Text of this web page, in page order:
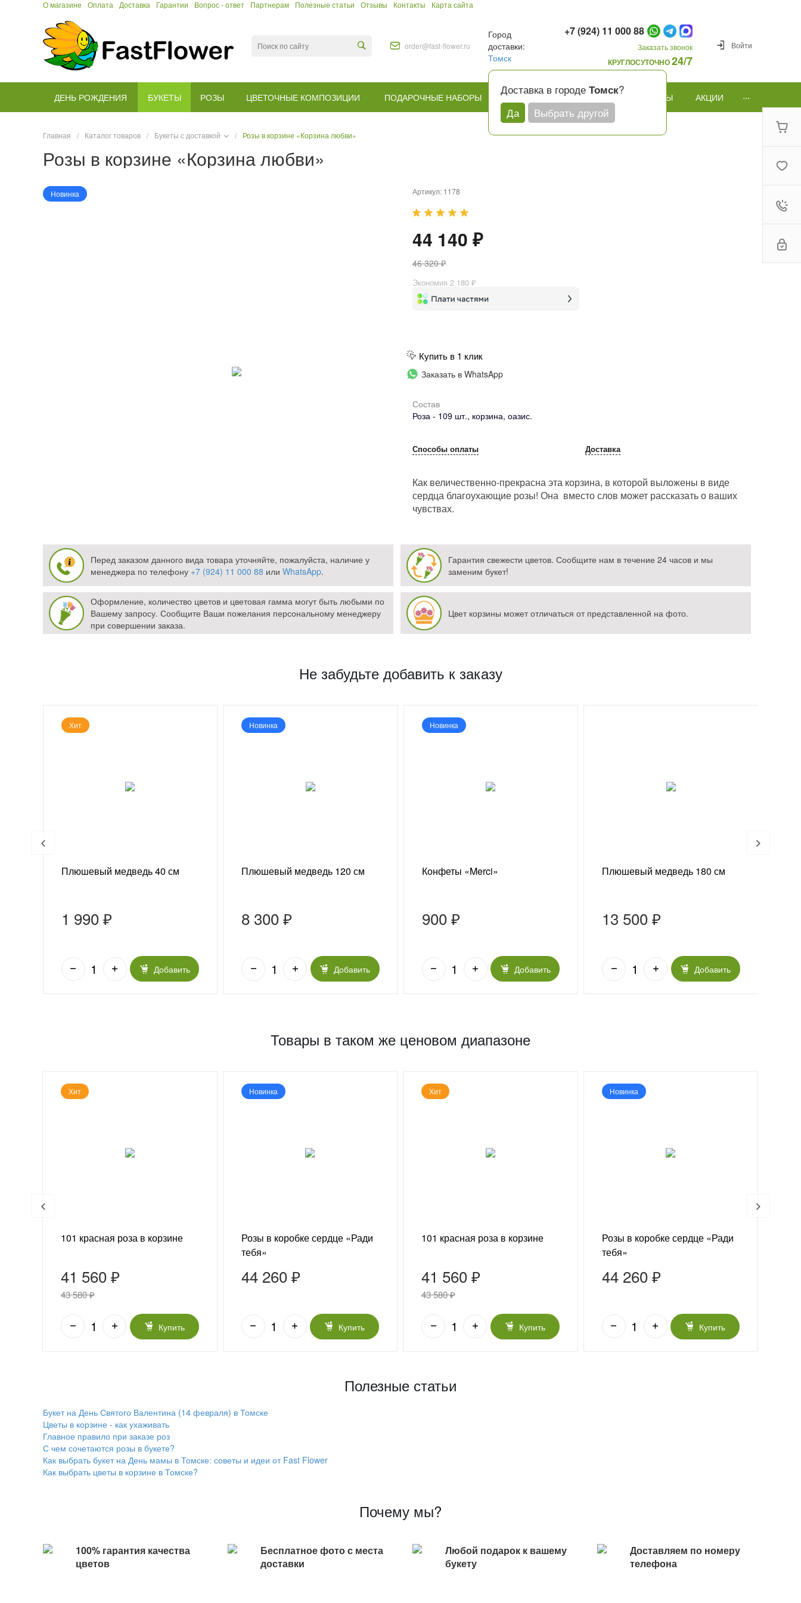
О магазине Оплата Доставка Гарантии Вопрос - ответ Партнерам Полезные статьи Отзывы Контакты Карта сайта
order@fast-flower.ru
Город
доставки:
Томск
Доставка в городе Томск?
Да
Выбрать другой
+7 (924) 11 000 88
Заказать звонок
КРУГЛОСУТОЧНО24/7
Войти
ДЕНЬ РОЖДЕНИЯ БУКЕТЫ РОЗЫ ЦВЕТОЧНЫЕ КОМПОЗИЦИИ ПОДАРОЧНЫЕ НАБОРЫ КОМУ ПОВОД ПОДАРКИ И ШАРЫ АКЦИИ ...
Главная / Каталог товаров / Букеты с доставкой / Розы в корзине «Корзина любви»
Розы в корзине «Корзина любви»
Новинка Артикул: 1178
44 140 ₽
46 320 ₽
Экономия 2 180 ₽
Купить в 1 клик
Заказать в WhatsApp
Состав
Роза - 109 шт., корзина, оазис.
Способы оплаты Доставка
Как величественно-прекрасна эта корзина, в которой выложены в виде
сердца благоухающие розы! Она вместо слов может рассказать о ваших
чувствах.
Перед заказом данного вида товара уточняйте, пожалуйста, наличие у
менеджера по телефону +7 (924) 11 000 88 или WhatsApp.
Гарантия свежести цветов. Сообщите нам в течение 24 часов и мы
заменим букет!
Оформление, количество цветов и цветовая гамма могут быть любыми по
Вашему запросу. Сообщите Ваши пожелания персональному менеджеру
при совершении заказа.
Цвет корзины может отличаться от представленной на фото.
Не забудьте добавить к заказу
Хит
Плюшевый медведь 40 см
1 990 ₽
Добавить
Новинка
Плюшевый медведь 120 см
8 300 ₽
Добавить
Новинка
Конфеты «Merci»
900 ₽
Добавить
Плюшевый медведь 180 см
13 500 ₽
Добавить
Товары в таком же ценовом диапазоне
Хит
101 красная роза в корзине
41 560 ₽
43 580 ₽
Купить
Новинка
Розы в коробке сердце «Ради
тебя»
44 260 ₽
Купить
Хит
101 красная роза в корзине
41 560 ₽
43 580 ₽
Купить
Новинка
Розы в коробке сердце «Ради
тебя»
44 260 ₽
Купить
Полезные статьи
Букет на День Святого Валентина (14 февраля) в Томске
Цветы в корзине - как ухаживать
Главное правило при заказе роз
С чем сочетаются розы в букете?
Как выбрать букет на День мамы в Томске: советы и идеи от Fast Flower
Как выбрать цветы в корзине в Томске?
Почему мы?
100% гарантия качества
цветов
Бесплатное фото с места
доставки
Любой подарок к вашему
букету
Доставляем по номеру
телефона